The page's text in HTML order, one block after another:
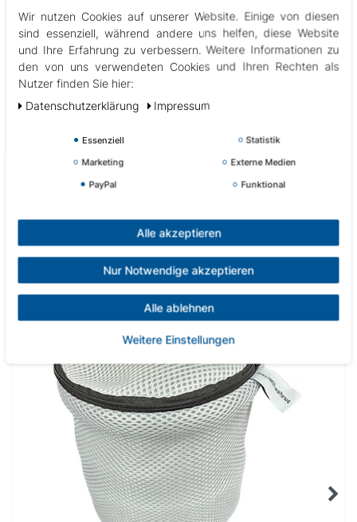
CP2600-1CL,
DF2000CL,
Platinum Edition Happy
Sonic: Nortes 3.1, Ora 4.1, Vento 5.1 & 5.2, Mistral 6.1, Hanna 7.1
Passend auch für alle "PRO SPA" Modelle
Abbildungen können vom Original abweichen.
Andere Kunden interessierten sich auch für Alternativprodukte
& Zubehör
Neuheit
Wir nutzen Cookies auf unserer Website. Einige von diesen
sind essenziell, während andere uns helfen, diese Website
und Ihre Erfahrung zu verbessern. Weitere Informationen zu
den von uns verwendeten Cookies und Ihren Rechten als
Nutzer finden Sie hier:
Daten­schutz­erklärung
Impressum
Essenziell
Statistik
Marketing
Externe Medien
PayPal
Funktional
Alle akzeptieren
Nur Notwendige akzeptieren
Alle ablehnen
Weitere Einstellungen